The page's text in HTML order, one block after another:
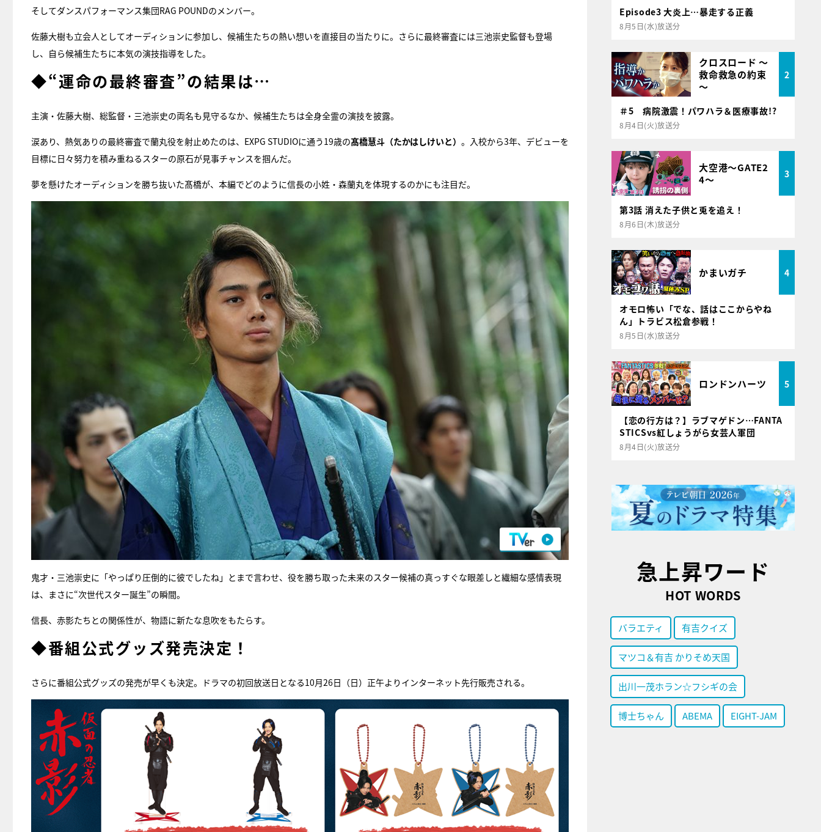
そしてダンスパフォーマンス集団RAG POUNDのメンバー。
佐藤大樹も立会人としてオーディションに参加し、候補生たちの熱い想いを直接目の当たりに。さらに最終審査には三池崇史監督も登場
し、自ら候補生たちに本気の演技指導をした。
◆“運命の最終審査”の結果は…
主演・佐藤大樹、総監督・三池崇史の両名も見守るなか、候補生たちは全身全霊の演技を披露。
涙あり、熱気ありの最終審査で蘭丸役を射止めたのは、EXPG STUDIOに通う19歳の髙橋慧斗（たかはしけいと） 。入校から3年、デビューを
目標に日々努力を積み重ねるスターの原石が見事チャンスを掴んだ。
夢を懸けたオーディションを勝ち抜いた髙橋が、本編でどのように信長の小姓・森蘭丸を体現するのかにも注目だ。
鬼才・三池崇史に「やっぱり圧倒的に彼でしたね」とまで言わせ、役を勝ち取った未来のスター候補の真っすぐな眼差しと繊細な感情表現
は、まさに“次世代スター誕生”の瞬間。
信長、赤影たちとの関係性が、物語に新たな息吹をもたらす。
◆番組公式グッズ発売決定！
さらに番組公式グッズの発売が早くも決定。ドラマの初回放送日となる10月26日（日）正午よりインターネット先行販売される。
Episode3 大炎上…暴走する正義
8月5日(水)放送分
クロスロード ～
救命救急の約束
～
2
＃5 病院激震！パワハラ＆医療事故!?
8月4日(火)放送分
大空港～GATE2
4～
3
第3話 消えた子供と兎を追え！
8月6日(木)放送分
かまいガチ 4
オモロ怖い「でな、話はここからやね
ん」トラビス松倉参戦！
8月5日(水)放送分
ロンドンハーツ 5
【恋の行方は？】ラブマゲドン…FANTA
STICSvs紅しょうがら女芸人軍団
8月4日(火)放送分
急上昇ワード
HOT WORDS
バラエティ 有吉クイズ
マツコ＆有吉 かりそめ天国
出川一茂ホラン☆フシギの会
博士ちゃん ABEMA EIGHT-JAM